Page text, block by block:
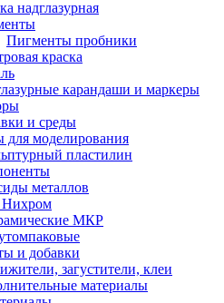
надглазурная
Пигменты пробники
краска
карандаши и маркеры
и среды
для моделирования
пластилин
металлов
Нихром
МКР
и добавки
загустители, клеи
материалы